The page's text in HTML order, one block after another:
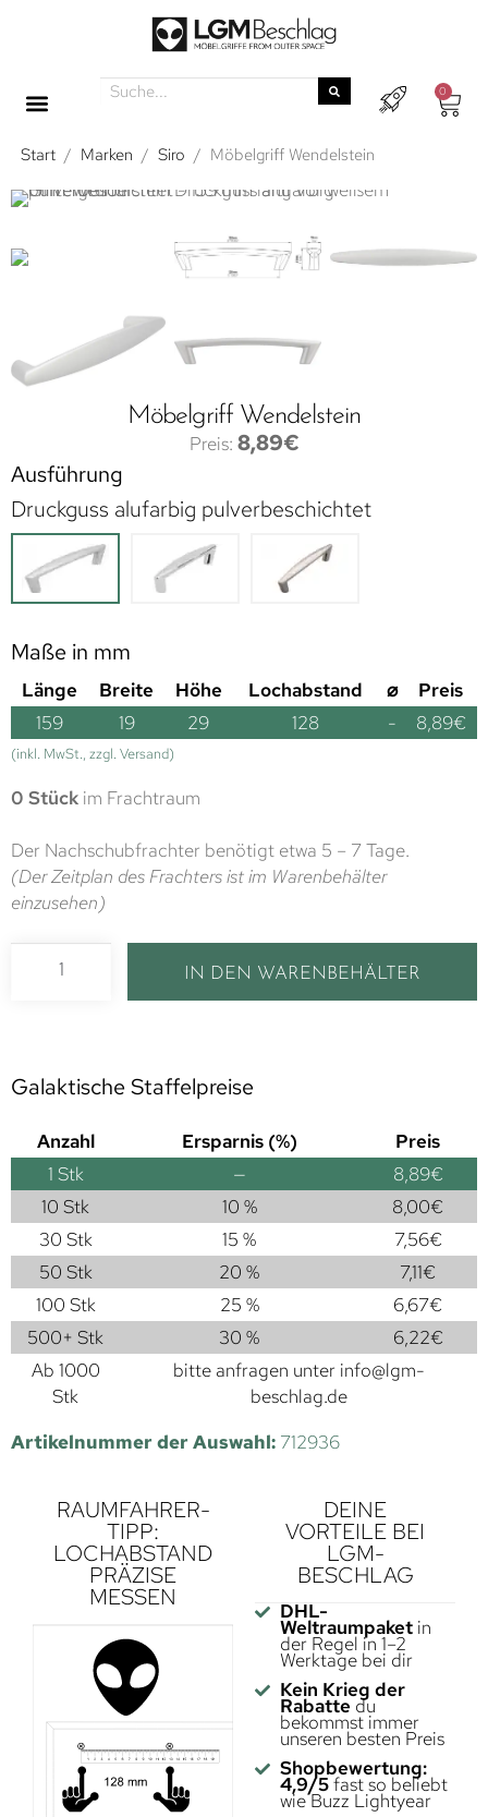
0
Start / Marken / Siro / Möbelgriff Wendelstein
Möbelgriff Wendelstein
8,89€
Ausführung
Druckguss alufarbig pulverbeschichtet
Maße in mm
Länge Breite Höhe Lochabstand ⌀
Preis
159
19 29 128 - 8,89€
(inkl. MwSt., zzgl. Versand)
0 Stück im Frachtraum
Der Nachschubfrachter benötigt etwa 5 – 7 Tage.
(Der Zeitplan des Frachters ist im Warenbehälter
einzusehen)
IN DEN WARENBEHÄLTER
Galaktische Staffelpreise
Anzahl Ersparnis (%)
Preis
1 Stk — 8,89€
10 Stk
10 % 8,00€
30 Stk
15 % 7,56€
50 Stk
20 % 7,11€
100 Stk
25 % 6,67€
500+ Stk
30 % 6,22€
Ab 1000
Stk
bitte anfragen unter info@lgm-
beschlag.de
Artikelnummer der Auswahl: 712936
RAUMFAHRER-
TIPP:
LOCHABSTAND
PRÄZISE
MESSEN
DEINE
VORTEILE BEI
LGM-
BESCHLAG
DHL-
Weltraumpaketin
der Regel in 1–2
Werktage bei dir
Kein Krieg der
Rabatte du
bekommst immer
unseren besten Preis
Shopbewertung:
4,9/5fast so beliebt
wie Buzz Lightyear